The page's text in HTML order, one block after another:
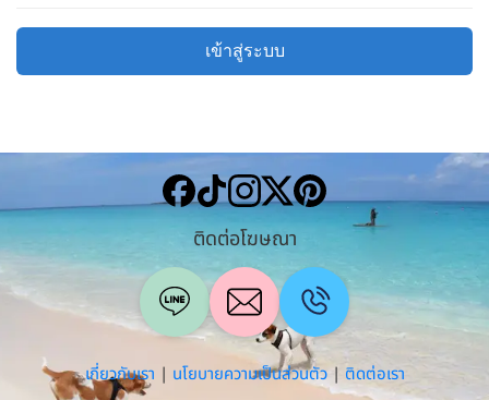
เข้าสู่ระบบ
ติดต่อโฆษณา
เกี่ยวกับเรา | นโยบายความเป็นส่วนตัว| ติดต่อเรา